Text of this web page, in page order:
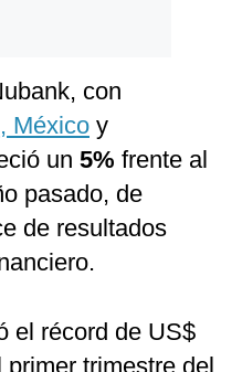
con
México y
un 5% frente al
pasado, de
de resultados
el récord de US$
trimestre del